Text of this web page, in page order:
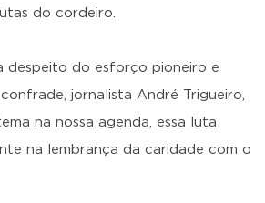
do cordeiro.
despeito do esforço pioneiro e
jornalista André Trigueiro,
na nossa agenda, essa luta
na lembrança da caridade com o